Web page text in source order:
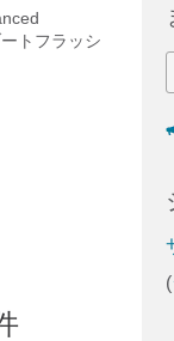
トフラッシ
(